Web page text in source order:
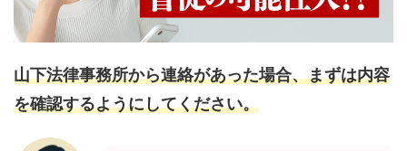
山下法律事務所から連絡があった場合、まずは内容
を確認するようにしてください。